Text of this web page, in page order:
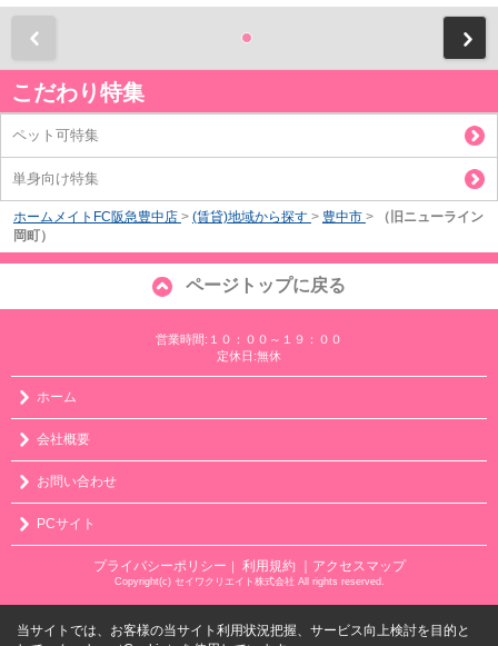
こだわり特集
ペット可特集
単身向け特集
ホームメイトFC阪急豊中店 > (賃貸)地域から探す > 豊中市 >
（旧ニューライン
岡町）
ページトップに戻る
営業時間:１０：００～１９：００
定休日:無休
ホーム
会社概要
お問い合わせ
PCサイト
プライバシーポリシー 利用規約 ｜アクセスマップ
Copyright(c) セイワクリエイト株式会社 All rights reserved.
当サイトでは、お客様の当サイト利用状況把握、サービス向上検討を目的と